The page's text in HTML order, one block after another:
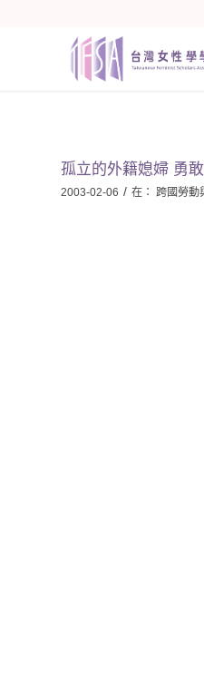
孤立的外籍媳婦 勇
2003-02-06 / 在： 跨國勞動